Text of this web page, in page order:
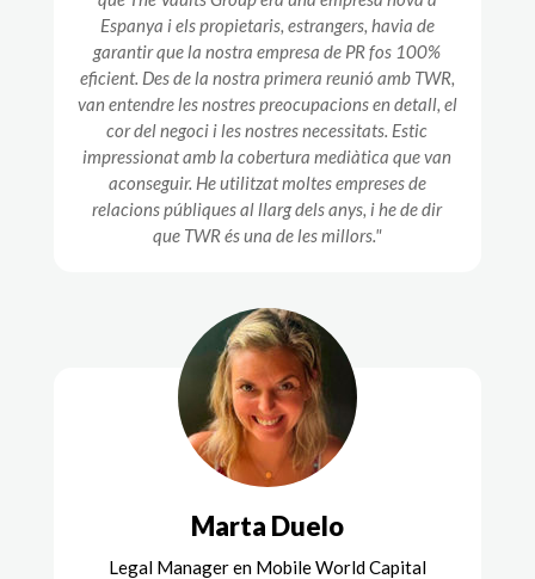
Espanya i els propietaris, estrangers, havia de
garantir que la nostra empresa de PR fos 100%
eficient. Des de la nostra primera reunió amb TWR,
van entendre les nostres preocupacions en detall, el
cor del negoci i les nostres necessitats. Estic
impressionat amb la cobertura mediàtica que van
aconseguir. He utilitzat moltes empreses de
relacions públiques al llarg dels anys, i he de dir
que TWR és una de les millors."
Marta Duelo
Legal Manager en Mobile World Capital